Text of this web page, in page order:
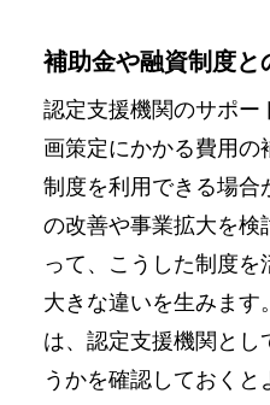
補助金や融資制度と
認定支援機関のサポー
画策定にかかる費用の
制度を利用できる場合
の改善や事業拡大を検
って、こうした制度を
大きな違いを生みます
は、認定支援機関とし
うかを確認しておくと